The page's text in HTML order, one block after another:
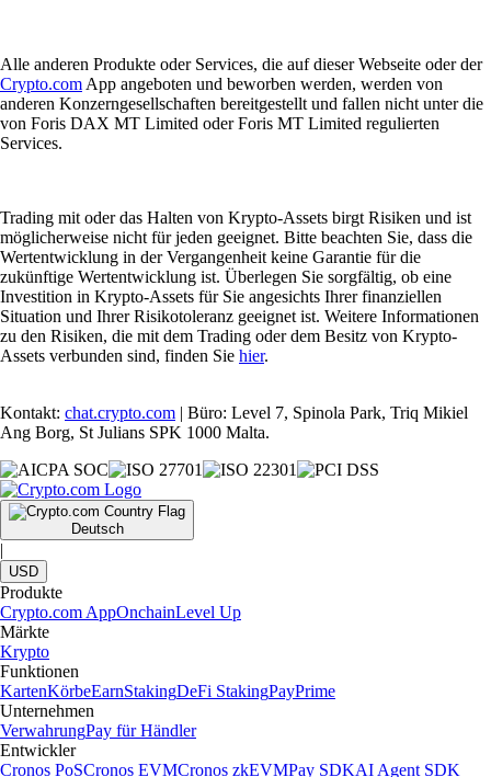
Alle anderen Produkte oder Services, die auf dieser Webseite oder der
Crypto.com App angeboten und beworben werden, werden von
anderen Konzerngesellschaften bereitgestellt und fallen nicht unter die
von Foris DAX MT Limited oder Foris MT Limited regulierten
Services.
Trading mit oder das Halten von Krypto-Assets birgt Risiken und ist
möglicherweise nicht für jeden geeignet. Bitte beachten Sie, dass die
Wertentwicklung in der Vergangenheit keine Garantie für die
zukünftige Wertentwicklung ist. Überlegen Sie sorgfältig, ob eine
Investition in Krypto-Assets für Sie angesichts Ihrer finanziellen
Situation und Ihrer Risikotoleranz geeignet ist. Weitere Informationen
zu den Risiken, die mit dem Trading oder dem Besitz von Krypto-
Assets verbunden sind, finden Sie hier.
Kontakt: chat.crypto.com | Büro: Level 7, Spinola Park, Triq Mikiel
Ang Borg, St Julians SPK 1000 Malta.
Deutsch
|
USD
Produkte
Crypto.com AppOnchainLevel Up
Märkte
Krypto
Funktionen
KartenKörbeEarnStakingDeFi StakingPayPrime
Unternehmen
VerwahrungPay für Händler
Entwickler
Cronos PoSCronos EVMCronos zkEVMPay SDKAI Agent SDK